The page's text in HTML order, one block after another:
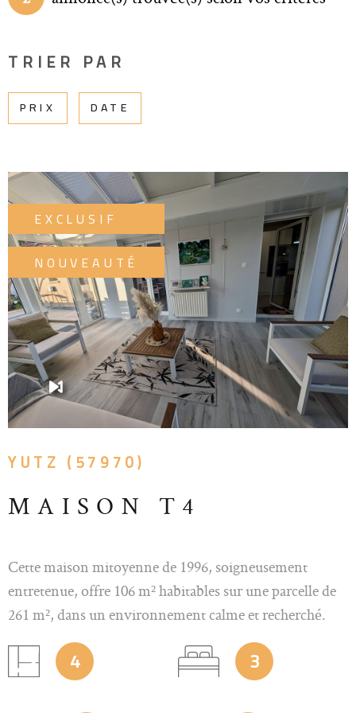
TRIER PAR
PRIX DATE
YUTZ (57970)
MAISON T4
Cette maison mitoyenne de 1996, soigneusement
entretenue, offre 106 m² habitables sur une parcelle de
261 m², dans un environnement calme et recherché.
Elle combine fonctionnalité, confort moderne et
espaces lumineux pensés pour une vie familiale
harmonieuse. Rez-de-chaussée L’entrée s’ouvre sur un
4 3
EXCLUSIF
NOUVEAUTÉ
VOIR LE BIEN